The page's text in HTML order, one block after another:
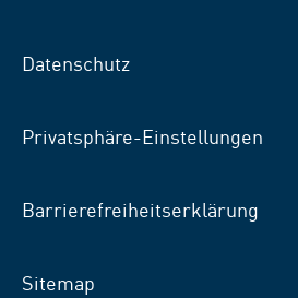
Datenschutz
Privatsphäre-Einstellungen
Barrierefreiheitserklärung
Sitemap